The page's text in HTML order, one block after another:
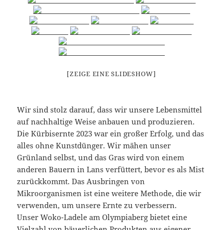
[ZEIGE EINE SLIDESHOW]
Wir sind stolz darauf, dass wir unsere Lebensmittel
auf nachhaltige Weise anbauen und produzieren.
Die Kürbisernte 2023 war ein großer Erfolg, und das
alles ohne Kunstdünger. Wir mähen unser
Grünland selbst, und das Gras wird von einem
anderen Bauern in Lans verfüttert, bevor es als Mist
zurückkommt. Das Ausbringen von
Mikroorganismen ist eine weitere Methode, die wir
verwenden, um unsere Ernte zu verbessern.
Unser Woko-Ladele am Olympiaberg bietet eine